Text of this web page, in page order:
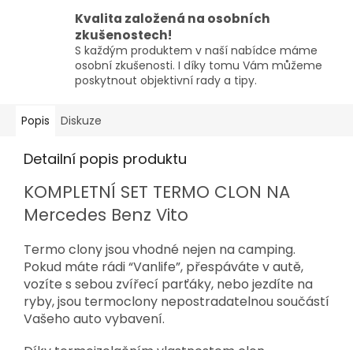
Kvalita založená na osobních
zkušenostech!
S každým produktem v naší nabídce máme
osobní zkušenosti. I díky tomu Vám můžeme
poskytnout objektivní rady a tipy.
Popis Diskuze
Detailní popis produktu
KOMPLETNÍ SET TERMO CLON NA
Mercedes Benz Vito
Termo clony jsou vhodné nejen na camping.
Pokud máte rádi “Vanlife”, přespáváte v autě,
vozíte s sebou zvířecí parťáky, nebo jezdíte na
ryby, jsou termoclony nepostradatelnou součástí
Vašeho auto vybavení.